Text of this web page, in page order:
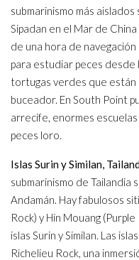
submarinismo más
Sipadan en el Mar de
de una hora de
para estudiar peces
tortugas verdes que están
buceador. En South Point
arrecife, enormes
peces loro.
Islas Surin y Similan,
submarinismo de Tailandia
Andamán. Hay fabulosos
Rock) y Hin Mouang
islas Surin y Similan. Las
Richelieu Rock, una